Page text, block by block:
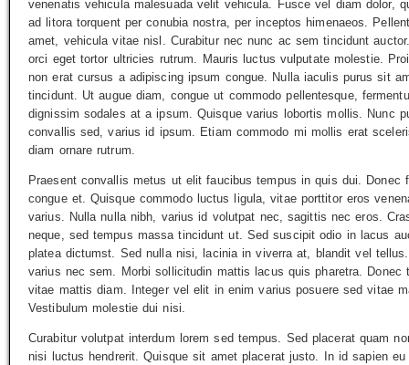
venenatis vehicula malesuada velit vehicula. Fusce vel diam dolor,
ad litora torquent per conubia nostra, per inceptos himenaeos.
amet, vehicula vitae nisl. Curabitur nec nunc ac sem tincidunt
orci eget tortor ultricies rutrum. Mauris luctus vulputate molestie.
non erat cursus a adipiscing ipsum congue. Nulla iaculis purus sit
tincidunt. Ut augue diam, congue ut commodo pellentesque,
dignissim sodales at a ipsum. Quisque varius lobortis mollis. Nunc
convallis sed, varius id ipsum. Etiam commodo mi mollis erat
diam ornare rutrum.
Praesent convallis metus ut elit faucibus tempus in quis dui.
congue et. Quisque commodo luctus ligula, vitae porttitor eros
varius. Nulla nulla nibh, varius id volutpat nec, sagittis nec eros.
neque, sed tempus massa tincidunt ut. Sed suscipit odio in lacus
platea dictumst. Sed nulla nisi, lacinia in viverra at, blandit vel
varius nec sem. Morbi sollicitudin mattis lacus quis pharetra.
vitae mattis diam. Integer vel elit in enim varius posuere sed vitae
Vestibulum molestie dui nisi.
Curabitur volutpat interdum lorem sed tempus. Sed placerat quam
nisi luctus hendrerit. Quisque sit amet placerat justo. In id sapien